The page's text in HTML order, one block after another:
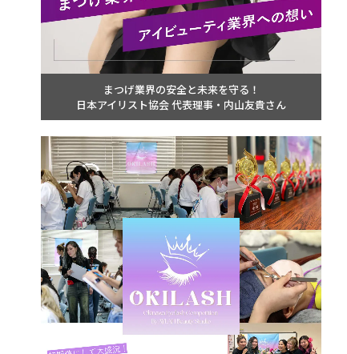
まつげ業界の安全と未来を守る！
日本アイリスト協会 代表理事・内山友貴さん